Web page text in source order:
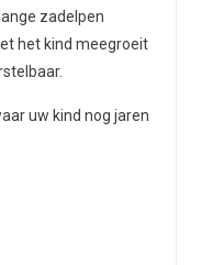
zadelpen
het kind meegroeit
uw kind nog jaren